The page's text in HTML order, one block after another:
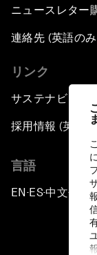
ニュースレター
連絡先 (英語の
リンク
サステナビリテ
採用情報 (英語の
言語
EN ▪ ES▪中文▪ 日